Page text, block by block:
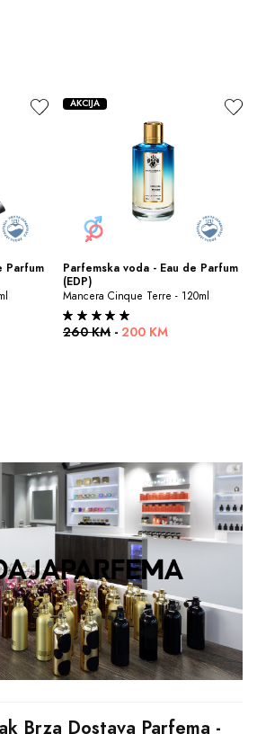
Parfum
Parfemska voda - Eau de Parfum
(EDP)
Mancera Cinque Terre - 120ml
260 KM - 200 KM
AKCIJA
Brza Dostava Parfema -